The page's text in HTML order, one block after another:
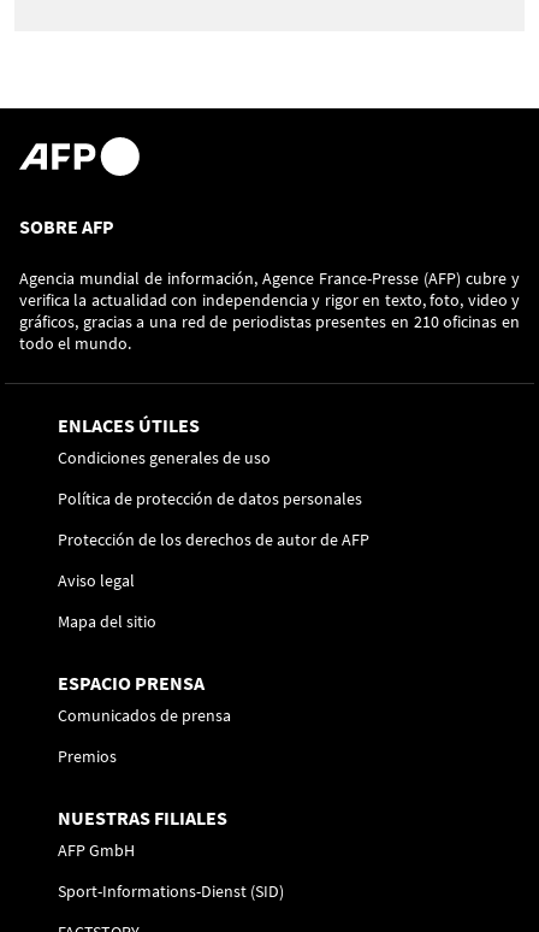
SOBRE AFP
Agencia mundial de información, Agence France-Presse (AFP) cubre y
verifica la actualidad con independencia y rigor en texto, foto, video y
gráficos, gracias a una red de periodistas presentes en 210 oficinas en
todo el mundo.
ENLACES ÚTILES
Condiciones generales de uso
Política de protección de datos personales
Protección de los derechos de autor de AFP
Aviso legal
Mapa del sitio
ESPACIO PRENSA
Comunicados de prensa
Premios
NUESTRAS FILIALES
AFP GmbH
Sport-Informations-Dienst (SID)